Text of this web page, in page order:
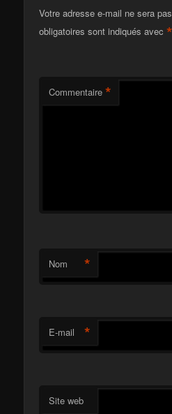
Votre adresse e-mail ne sera
obligatoires sont indiqués avec*
Commentaire *
Nom *
E-mail *
Site web